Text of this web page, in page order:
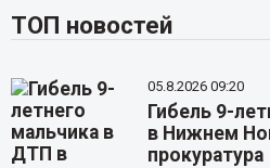
ТОП новостей
05.8.2026 09:20
Гибель 9-
в Нижнем
прокуратура